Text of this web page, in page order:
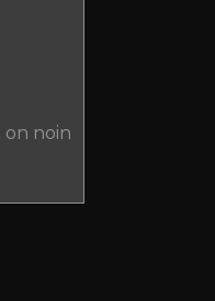
on noin